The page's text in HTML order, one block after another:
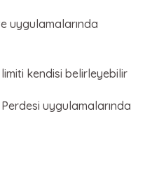
uygulamalarında
kendisi belirleyebilir
uygulamalarında